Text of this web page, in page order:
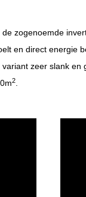
zogenoemde
en direct energie
zeer slank en
2